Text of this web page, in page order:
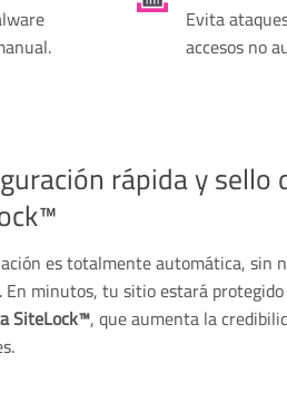
Evita
accesos no
rápida y sello
es totalmente automática, sin
En minutos, tu sitio estará
SiteLock™, que aumenta la